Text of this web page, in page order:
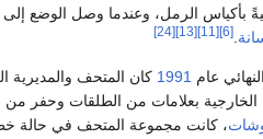
بأكياس الرمل، وعندما وصل الوضع إلى
.
[6]
[11]
[13]
[24]
عام 1991 كان المتحف والمديرية
الخارجية بعلامات من الطلقات وحفر من
، كانت مجموعة المتحف في حالة